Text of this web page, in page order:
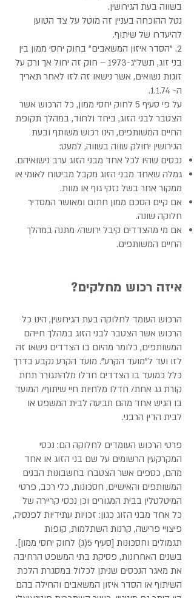
בשווה בעת הגירושין.
נטל ההוכחה בעניין זה מוטל על צד הטוען
להיעדרו של שיתוף.
2. "הסדר איזון המשאבים" בחוק יחסי ממון בין
בני זוג, תשל"ג-1973 – חוק זה יחול אך ורק על
זוגות נשואים, אשר נישאו זה לזו לאחר תאריך
ה- 1.1.74.
על פי סעיף 5 לחוק יחסי ממון, כל הרכוש אשר
הצטבר לבני הזוג, ביחד ולחוד, במהלך תקופת
החיים המשותפים, הינו רכוש משותף ובעת
הגירושין יחולק שווה בשווה, למעט:
נכסים שהיו לכל אחד מבני הזוג ערב נישואיהם.
גמלה שאחד מבני הזוג מקבל מביטוח לאומי או
ממקור אחר בשל נזקי גוף או מוות.
אם קיים הסכם ממון חתום ומאושר המסדיר
חלוקה שונה.
אם מי מהצדדים קיבל ירושה/ מתנה במהלך
החיים המשותפים.
איזה רכוש מחלקים?
הרכוש העומד לחלוקה בעת הגירושין, הינו כל
הרכוש אשר הצטבר לבני הזוג במהלך חייהם
המשותפים, כלומר מהיום בו הצדדים נישאו זה
לזו ועד ל"מועד הקרע". מועד הקרע נקבע בדרך
כלל כמועד בו הצדדים חדלו מלהתגורר תחת
קורת גג אחת/ חדלו מלחיות חיי שיתוף/ המועד
בו הגיש אחד מהם תביעה לבית המשפט או
לבית הדין הרבני.
פרטי הרכוש העומדים לחלוקה הם: נכסי
המקרקעין הרשומים על שם בני הזוג או אחד
מהם, כספים אשר הצטברו בחשבונות הבנים
המשותפים והאישיים, חסכונות, כלי רכב, פרטי
המיטלטלין בבית המגורים וכן נכסי קריירה של
כל אחד מבני הזוג כגון: זכויות עתידיות לפנסיה,
פיצויי פרישה, קרנות השתלמות, קופות
תגמולים וחסכונות [סעיף 5(ג) לחוק יחסי ממון].
בשנים האחרונות, פסיקת בתי המשפט הרחיבה
את מאגר הנכסים שניתן לכלול במסגרת הלכת
השיתוף או הסדר איזון המשאבים והחילה בהם